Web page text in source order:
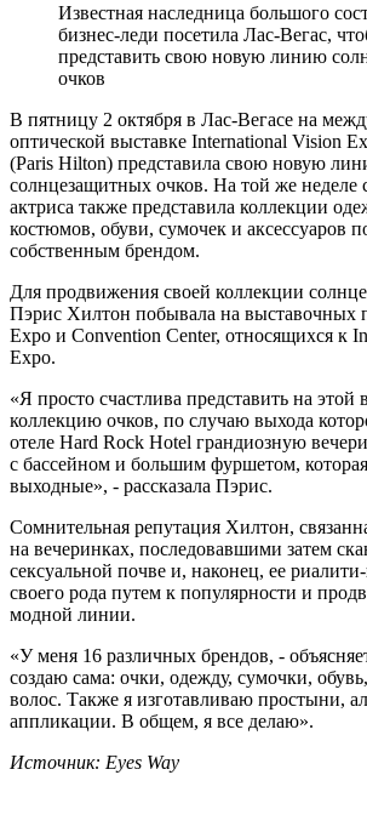
Известная наследница большого
бизнес-леди посетила Лас-Вегас,
представить свою новую линию
очков
В пятницу 2 октября в Лас-Вегасе на
оптической выставке International Vision
(Paris Hilton) представила свою новую
солнцезащитных очков. На той же неделе
актриса также представила коллекции
костюмов, обуви, сумочек и аксессуаров
собственным брендом.
Для продвижения своей коллекции
Пэрис Хилтон побывала на выставочных
Expo и Convention Center, относящихся к
Expo.
«Я просто счастлива представить на этой
коллекцию очков, по случаю выхода
отеле Hard Rock Hotel грандиозную
с бассейном и большим фуршетом,
выходные», - рассказала Пэрис.
Сомнительная репутация Хилтон,
на вечеринках, последовавшими затем
сексуальной почве и, наконец, ее
своего рода путем к популярности и
модной линии.
«У меня 16 различных брендов, -
создаю сама: очки, одежду, сумочки,
волос. Также я изготавливаю простыни,
аппликации. В общем, я все делаю».
Источник: Еуеs Way